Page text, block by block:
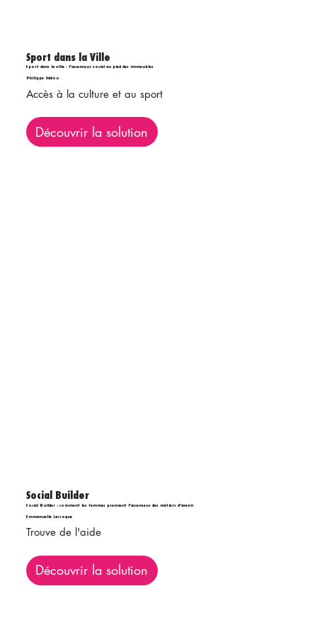
Sport dans la Ville
Sport dans la ville : l'ascenseur social au pied des immeubles
Philippe Oddou
Accès à la culture et au sport
Découvrir la solution
Social Builder
Social Builder : comment les femmes prennent l’ascenseur des métiers d’avenir
Emmanuelle Larroque
Trouve de l'aide
Découvrir la solution